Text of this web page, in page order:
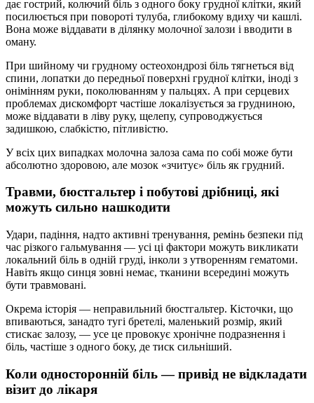
дає гострий, колючий біль з одного боку грудної клітки, який
посилюється при повороті тулуба, глибокому вдиху чи кашлі.
Вона може віддавати в ділянку молочної залози і вводити в
оману.
При шийному чи грудному остеохондрозі біль тягнеться від
спини, лопатки до передньої поверхні грудної клітки, іноді з
онімінням руки, поколюванням у пальцях. А при серцевих
проблемах дискомфорт частіше локалізується за грудниною,
може віддавати в ліву руку, щелепу, супроводжується
задишкою, слабкістю, пітливістю.
У всіх цих випадках молочна залоза сама по собі може бути
абсолютно здоровою, але мозок «зчитує» біль як грудний.
Травми, бюстгальтер і побутові дрібниці, які
можуть сильно нашкодити
Удари, падіння, надто активні тренування, ремінь безпеки під
час різкого гальмування — усі ці фактори можуть викликати
локальний біль в одній груді, інколи з утворенням гематоми.
Навіть якщо синця зовні немає, тканини всередині можуть
бути травмовані.
Окрема історія — неправильний бюстгальтер. Кісточки, що
впиваються, занадто тугі бретелі, маленький розмір, який
стискає залозу, — усе це провокує хронічне подразнення і
біль, частіше з одного боку, де тиск сильніший.
Коли односторонній біль — привід не відкладати
візит до лікаря